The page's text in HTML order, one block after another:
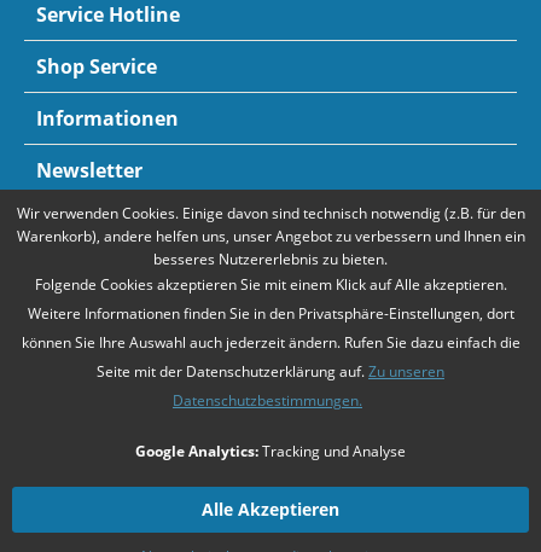
Service Hotline
Shop Service
Informationen
Newsletter
Zahlungsarten Mehr Informationen
falls nicht anders beschrieben
Unsere Angebote richten sich ausschließlich an Unternehmer gemäß§14
. Wir schließen keine Verträge mit Verbrauchern gemäß
Wir verwenden Cookies. Einige davon sind technisch notwendig (z.B. für den
Warenkorb), andere helfen uns, unser Angebot zu verbessern und Ihnen ein
besseres Nutzererlebnis zu bieten.
Folgende Cookies akzeptieren Sie mit einem Klick auf Alle akzeptieren.
Weitere Informationen finden Sie in den Privatsphäre-Einstellungen, dort
können Sie Ihre Auswahl auch jederzeit ändern. Rufen Sie dazu einfach die
Seite mit der Datenschutzerklärung auf.Zu unseren
Datenschutzbestimmungen.
Google Analytics:Tracking und Analyse
Alle Akzeptieren